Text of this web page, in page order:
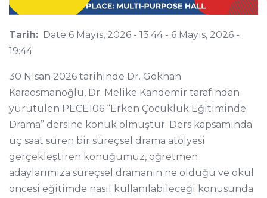
Tarih: Date 6 Mayıs, 2026 - 13:44- 6 Mayıs, 2026 -
19:44
30 Nisan 2026 tarihinde Dr. Gökhan
Karaosmanoğlu, Dr. Melike Kandemir tarafından
yürütülen PECE106 “Erken Çocukluk Eğitiminde
Drama” dersine konuk olmuştur. Ders kapsamında
üç saat süren bir süreçsel drama atölyesi
gerçekleştiren konuğumuz, öğretmen
adaylarımıza süreçsel dramanın ne olduğu ve okul
öncesi eğitimde nasıl kullanılabileceği konusunda